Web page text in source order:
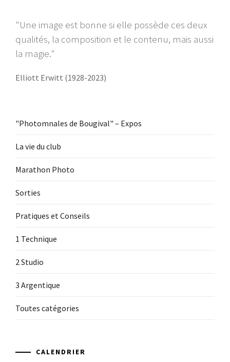
"Une image est bonne si elle possède ces deux
qualités, la composition et le contenu, mais aussi
la magie."
Elliott Erwitt (1928-2023)
"Photomnales de Bougival" – Expos
La vie du club
Marathon Photo
Sorties
Pratiques et Conseils
1 Technique
2 Studio
3 Argentique
Toutes catégories
CALENDRIER